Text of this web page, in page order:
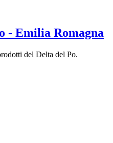
- Emilia Romagna
del Delta del Po.